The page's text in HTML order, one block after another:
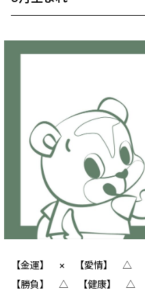
【金運】 ‪‪× 【愛情】 △
【勝負】 △ 【健康】 △